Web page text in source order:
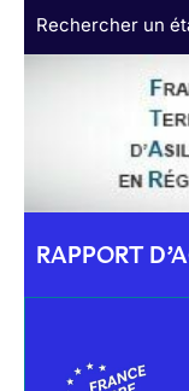
Rechercher un
RAPPORT